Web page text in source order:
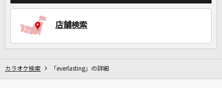
店舗検索
カラオケ検索 「everlasting」の詳細